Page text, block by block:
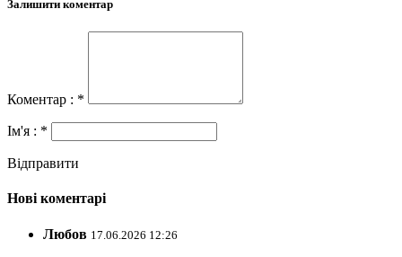
Залишити коментар
Коментар : *
Ім'я : *
Відправити
Нові коментарі
Любов 17.06.2026 12:26